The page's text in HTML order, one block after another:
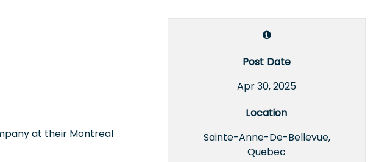
Post Date
Apr 30, 2025
Location
Sainte-Anne-De-Bellevue,
Quebec
at their Montreal